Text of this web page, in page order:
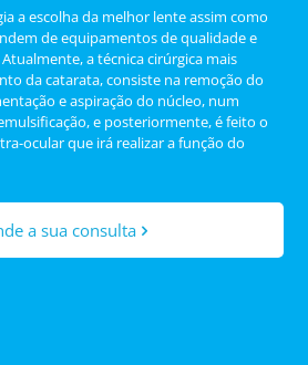
a escolha da melhor lente assim como
de equipamentos de qualidade e
a técnica cirúrgica mais
da catarata, consiste na remoção do
e aspiração do núcleo, num
e posteriormente, é feito o
ocular que irá realizar a função do
a sua consulta